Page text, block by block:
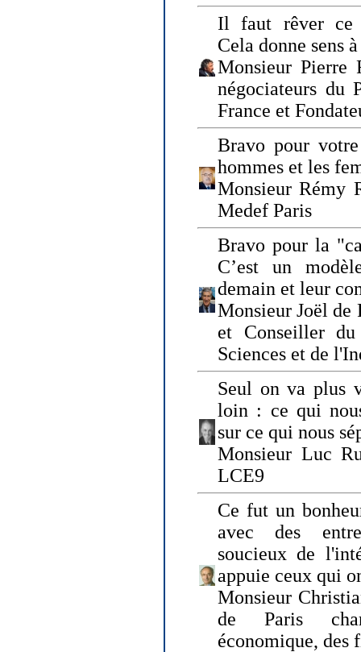
Il faut rêver ce
Cela donne sens
Monsieur Pierre
négociateurs du
France et
Bravo pour
hommes et les
Monsieur Rémy
Medef Paris
Bravo pour la
C’est un
demain et leur
Monsieur Joël de
et Conseiller
Sciences et de
Seul on va plus
loin : ce qui
sur ce qui nous
Monsieur Luc
LCE9
Ce fut un
avec des
soucieux de
appuie ceux qui
Monsieur
de Paris
économique, des